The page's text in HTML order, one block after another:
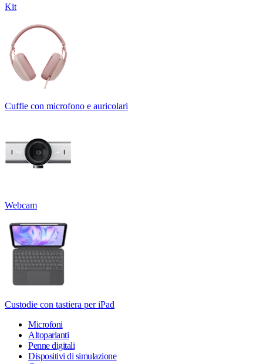
Kit
Cuffie con microfono e auricolari
Webcam
Custodie con tastiera per iPad
Microfoni
Altoparlanti
Penne digitali
Dispositivi di simulazione